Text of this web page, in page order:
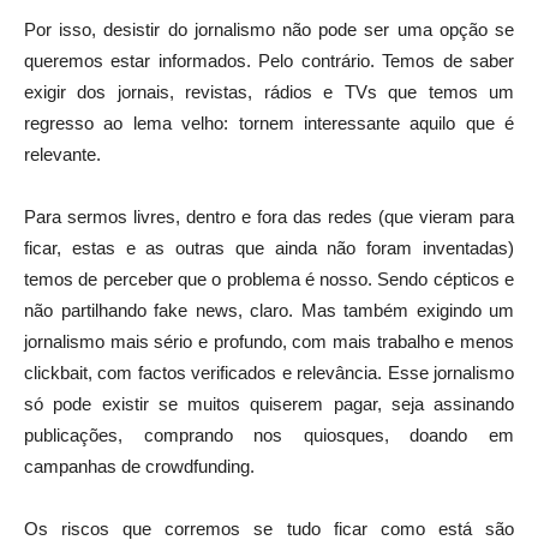
Por isso, desistir do jornalismo não pode ser uma opção se
queremos estar informados. Pelo contrário. Temos de saber
exigir dos jornais, revistas, rádios e TVs que temos um
regresso ao lema velho: tornem interessante aquilo que é
relevante.
Para sermos livres, dentro e fora das redes (que vieram para
ficar, estas e as outras que ainda não foram inventadas)
temos de perceber que o problema é nosso. Sendo cépticos e
não partilhando fake news, claro. Mas também exigindo um
jornalismo mais sério e profundo, com mais trabalho e menos
clickbait, com factos verificados e relevância. Esse jornalismo
só pode existir se muitos quiserem pagar, seja assinando
publicações, comprando nos quiosques, doando em
campanhas de crowdfunding.
Os riscos que corremos se tudo ficar como está são